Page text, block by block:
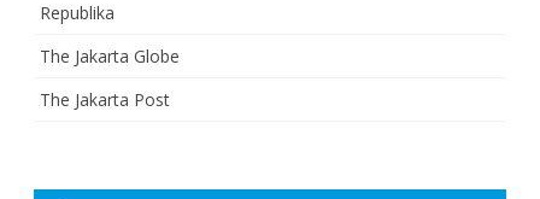
Republika
The Jakarta Globe
The Jakarta Post